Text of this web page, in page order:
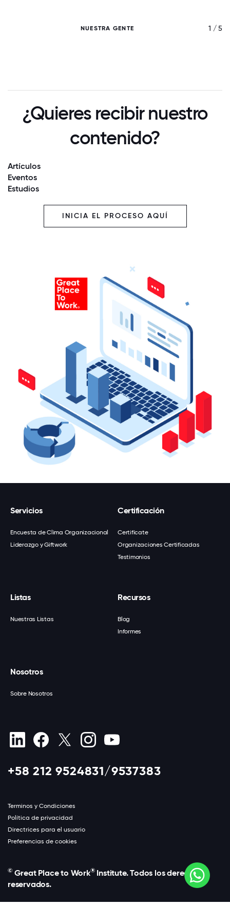
NUESTRA GENTE 1 / 5
¿Quieres recibir nuestro
contenido?
Artículos
Eventos
Estudios
INICIA EL PROCESO AQUÍ
Servicios
Encuesta de Clima Organizacional
Liderazgo y Giftwork
Certificación
Certifícate
Organizaciones Certificadas
Testimonios
Listas
Nuestras Listas
Recursos
Blog
Informes
Nosotros
Sobre Nosotros
+58 212 9524831/9537383
Terminos y Condiciones
Política de privacidad
Directrices para el usuario
Preferencias de cookies
©Great Place to Work®Institute. Todos los derechos
reservados.